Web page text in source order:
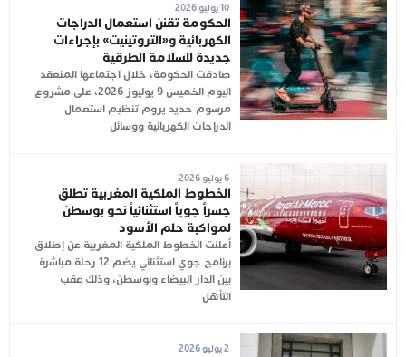
10 يوليو 2026
الحكومة تقنن استعمال الدراجات
الكهربائية و«التروتينيت» بإجراءات
جديدة للسلامة الطرقية
صادقت الحكومة، خلال اجتماعها المنعقد
اليوم الخميس 9 يوليوز 2026، على مشروع
مرسوم جديد يروم تنظيم استعمال
الدراجات الكهربائية ووسائل
6 يوليو 2026
الخطوط الملكية المغربية تطلق
جسراً جوياً استثنائياً نحو بوسطن
لمواكبة حلم الأسود
أعلنت الخطوط الملكية المغربية عن إطلاق
برنامج جوي استثنائي يضم 12 رحلة مباشرة
بين الدار البيضاء وبوسطن، وذلك عقب
التأهل
2 يوليو 2026